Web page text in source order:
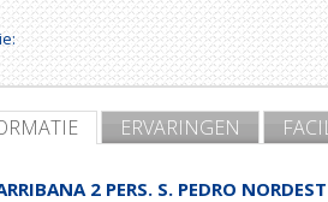
ERVARINGEN
2 PERS. S. PEDRO